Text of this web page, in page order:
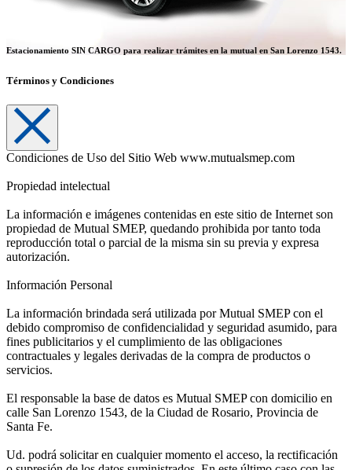
Estacionamiento SIN CARGO para realizar trámites en la mutual en San Lorenzo 1543.
Términos y Condiciones
Condiciones de Uso del Sitio Web www.mutualsmep.com
Propiedad intelectual
La información e imágenes contenidas en este sitio de Internet son
propiedad de Mutual SMEP, quedando prohibida por tanto toda
reproducción total o parcial de la misma sin su previa y expresa
autorización.
Información Personal
La información brindada será utilizada por Mutual SMEP con el
debido compromiso de confidencialidad y seguridad asumido, para
fines publicitarios y el cumplimiento de las obligaciones
contractuales y legales derivadas de la compra de productos o
servicios.
El responsable la base de datos es Mutual SMEP con domicilio en
calle San Lorenzo 1543, de la Ciudad de Rosario, Provincia de
Santa Fe.
Ud. podrá solicitar en cualquier momento el acceso, la rectificación